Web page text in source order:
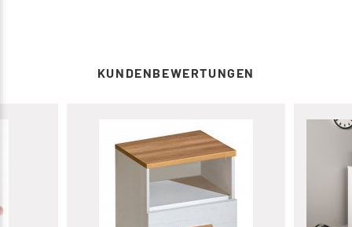
KUNDENBEWERTUNGEN